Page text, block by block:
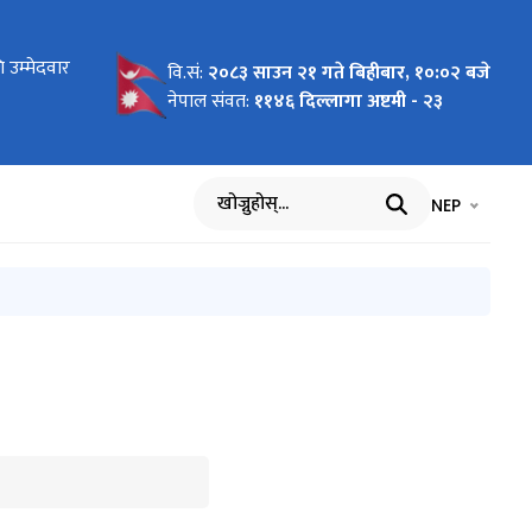
उम्मेदवार
लागि नाम
लागि नाम
विवरण
१००
वि.सं: २०८३ साउन २१ गते बिहीबार, १०:०२ बजे
नेपाल संवत: ११४६ दिल्लागा अष्टमी - २३
खोज्नुहोस् भाषा चयन
NEP